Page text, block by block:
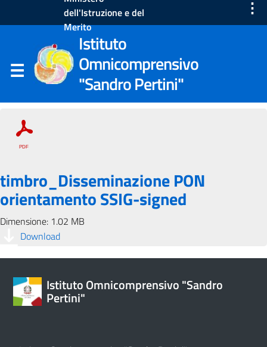
dell'Istruzione e del
Merito
⋮
Istituto
Omnicomprensivo
"Sandro Pertini"
timbro_Disseminazione PON
orientamento SSIG-signed
Dimensione: 1.02 MB
Download
Istituto Omnicomprensivo "Sandro
Pertini"